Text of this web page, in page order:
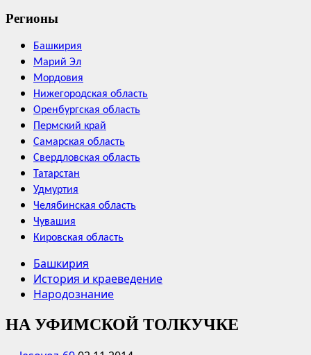
Регионы
Башкирия
Марий Эл
Мордовия
Нижегородская область
Оренбургская область
Пермский край
Самарская область
Свердловская область
Татарстан
Удмуртия
Челябинская область
Чувашия
Кировская область
Башкирия
История и краеведение
Народознание
НА УФИМСКОЙ ТОЛКУЧКЕ